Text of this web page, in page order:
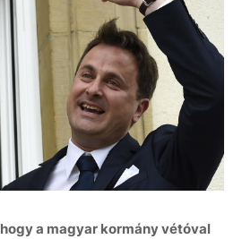
a magyar kormány vétóval